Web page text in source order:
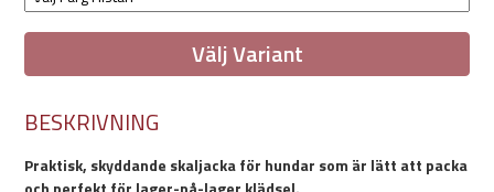
Välj Variant
BESKRIVNING
Praktisk, skyddande skaljacka för hundar som är lätt att packa